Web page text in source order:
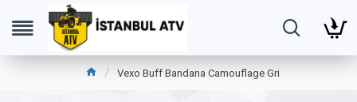
Vexo Buff Bandana Camouflage Gri